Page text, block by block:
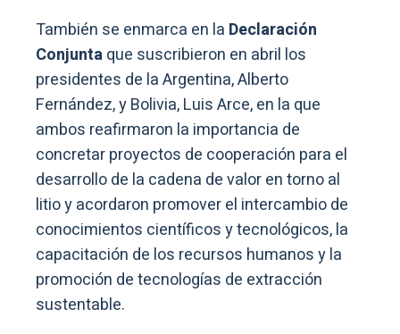
También se enmarca en la Declaración
Conjuntaque suscribieron en abril los
presidentes de la Argentina, Alberto
Fernández, y Bolivia, Luis Arce, en la que
ambos reafirmaron la importancia de
concretar proyectos de cooperación para el
desarrollo de la cadena de valor en torno al
litio y acordaron promover el intercambio de
conocimientos científicos y tecnológicos, la
capacitación de los recursos humanos y la
promoción de tecnologías de extracción
sustentable.